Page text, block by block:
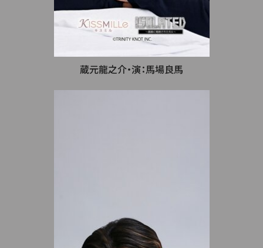
蔵元龍之介・演：馬場良馬